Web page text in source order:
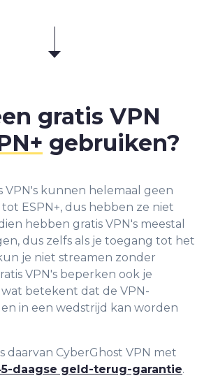
gratis VPN
gebruiken?
VPN's kunnen helemaal geen
ESPN+, dus hebben ze niet
hebben gratis VPN's meestal
dus zelfs als je toegang tot het
je niet streamen zonder
VPN's beperken ook je
betekent dat de VPN-
in een wedstrijd kan worden
daarvan CyberGhost VPN met
daagse geld-terug-garantie.